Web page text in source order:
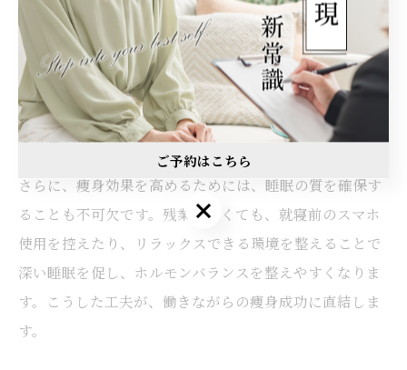
働きながら痩身を成功させるには、計画的な時間管理と
モチベーション維持が鍵となります。例えば、仕事の休
憩時間にストレッチや軽いウォーキングを取り入れるこ
とで、血流改善やストレス軽減につながり、健康的な痩
身効果が期待できます。
さらに、痩身効果を高めるためには、睡眠の質を確保す
ることも不可欠です。残業が多くても、就寝前のスマホ
使用を控えたり、リラックスできる環境を整えることで
深い睡眠を促し、ホルモンバランスを整えやすくなりま
す。こうした工夫が、働きながらの痩身成功に直結しま
す。
ご予約はこちら